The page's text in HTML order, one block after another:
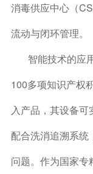
消毒供应中心（
流动与闭环管理。
智能技术的应
100多项知识产权
入产品，其设备可
配合洗消追溯系
问题。作为国家专